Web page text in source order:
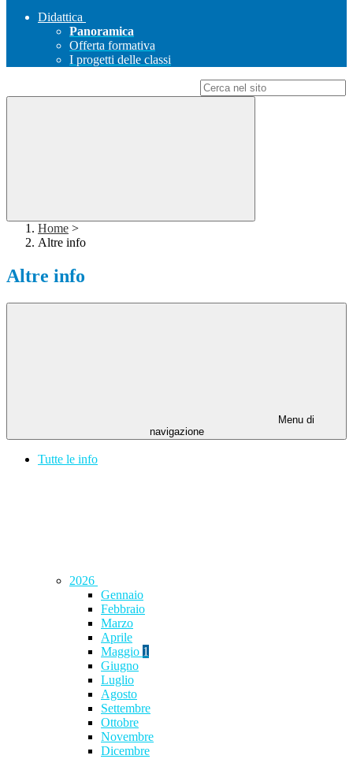
Didattica
Panoramica
Offerta formativa
I progetti delle classi
Home >
Altre info
Altre info
Menu di
navigazione
Tutte le info
2026
Gennaio
Febbraio
Marzo
Aprile
Maggio 1
Giugno
Luglio
Agosto
Settembre
Ottobre
Novembre
Dicembre